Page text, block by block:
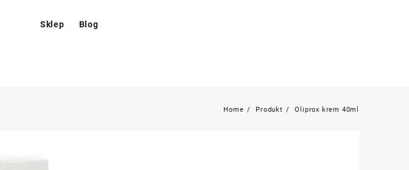
Sklep Blog
Home Produkt Oliprox krem 40ml